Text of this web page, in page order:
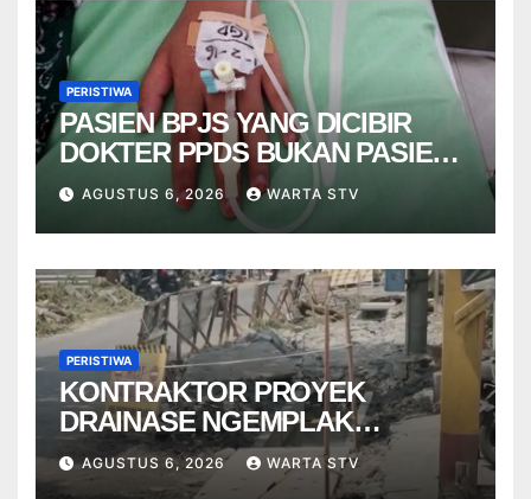
PERISTIWA
PASIEN BPJS YANG DICIBIR
DOKTER PPDS BUKAN PASIEN
RSUP DR. SARDJITO
AGUSTUS 6, 2026 WARTA STV
PERISTIWA
KONTRAKTOR PROYEK
DRAINASE NGEMPLAK
DISANKSI USAI WARGA
TERPELESET
AGUSTUS 6, 2026 WARTA STV